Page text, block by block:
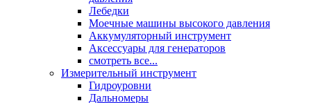
Лебедки
Моечные машины высокого давления
Аккумуляторный инструмент
Аксессуары для генераторов
смотреть все...
Измерительный инструмент
Гидроуровни
Дальномеры